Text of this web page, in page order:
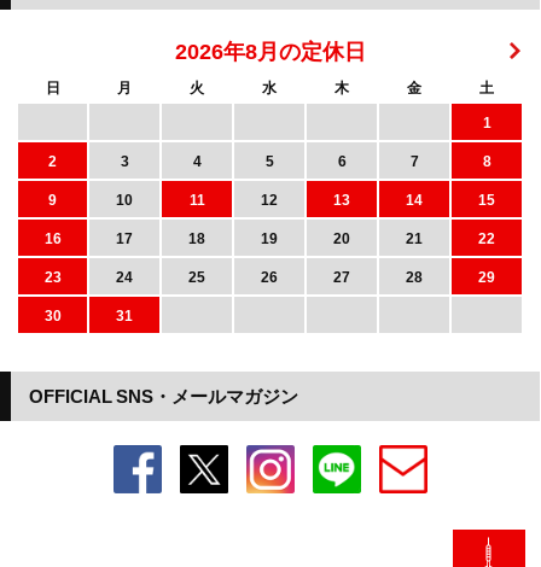
OFFICIAL SNS・メールマガジン
2026年8月の定休日
日 月 火 水 木 金
土
1
2
3 4 5 6 7
8
9
10 11 12 13 14
15
16
17 18 19 20 21
22
23
24 25 26 27 28
29
30
31